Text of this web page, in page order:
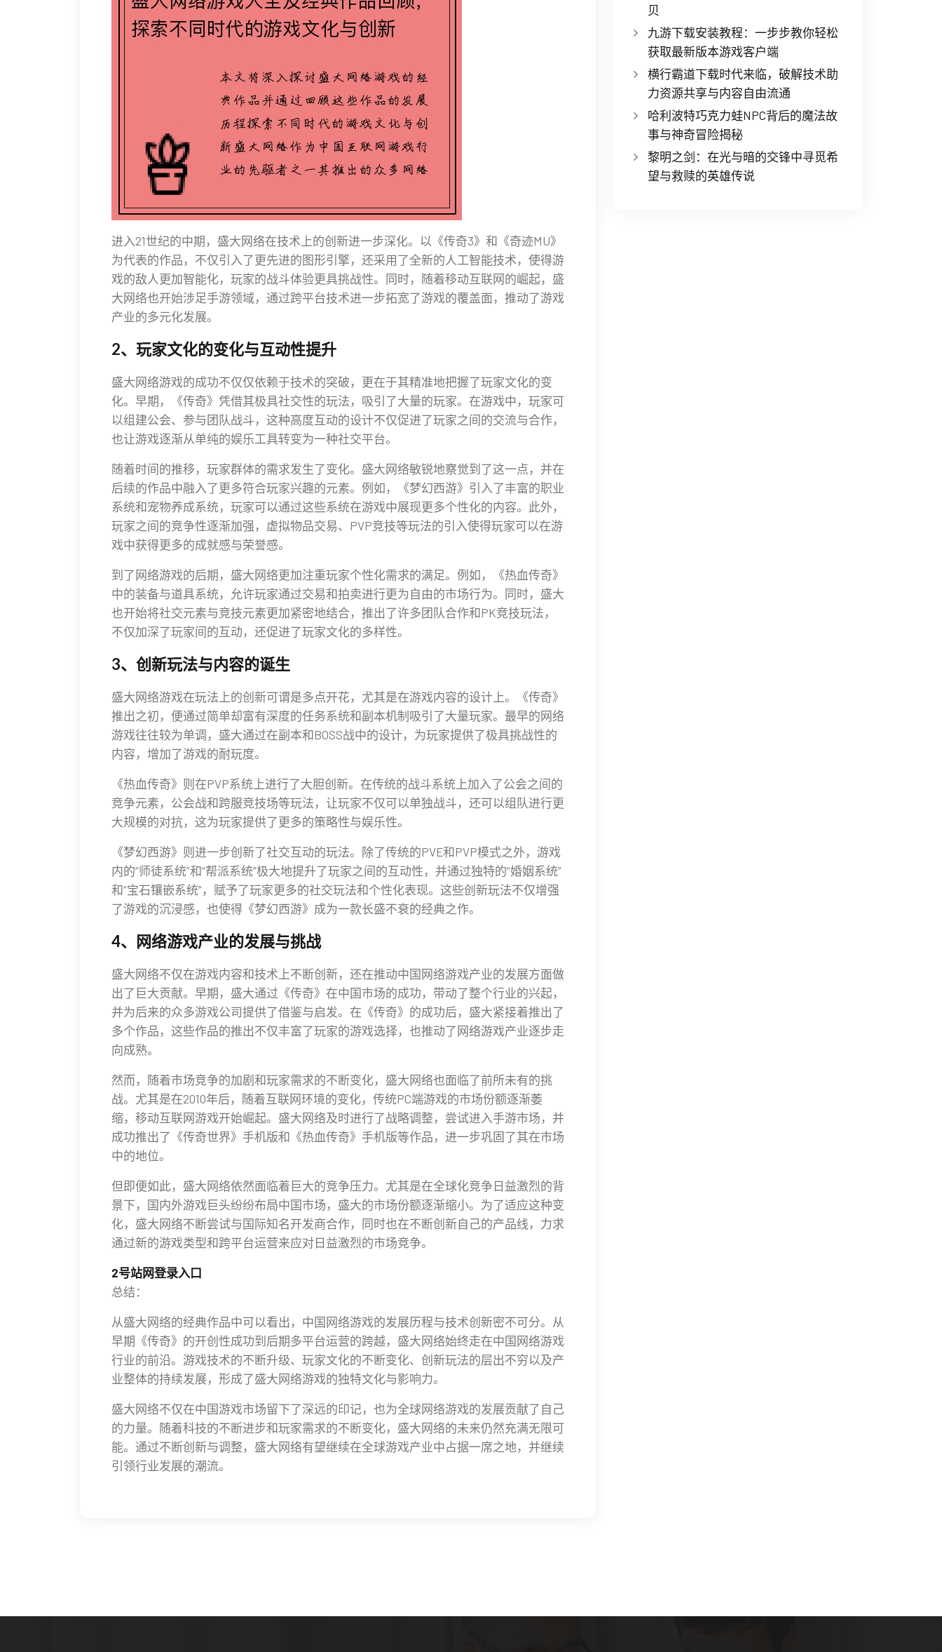
进入21世纪的中期，盛大网络在技术上的创新进一步深化。以《传奇3》和《奇迹MU》
为代表的作品，不仅引入了更先进的图形引擎，还采用了全新的人工智能技术，使得游
戏的敌人更加智能化，玩家的战斗体验更具挑战性。同时，随着移动互联网的崛起，盛
大网络也开始涉足手游领域，通过跨平台技术进一步拓宽了游戏的覆盖面，推动了游戏
产业的多元化发展。
2、玩家文化的变化与互动性提升
盛大网络游戏的成功不仅仅依赖于技术的突破，更在于其精准地把握了玩家文化的变
化。早期，《传奇》凭借其极具社交性的玩法，吸引了大量的玩家。在游戏中，玩家可
以组建公会、参与团队战斗，这种高度互动的设计不仅促进了玩家之间的交流与合作，
也让游戏逐渐从单纯的娱乐工具转变为一种社交平台。
随着时间的推移，玩家群体的需求发生了变化。盛大网络敏锐地察觉到了这一点，并在
后续的作品中融入了更多符合玩家兴趣的元素。例如，《梦幻西游》引入了丰富的职业
系统和宠物养成系统，玩家可以通过这些系统在游戏中展现更多个性化的内容。此外，
玩家之间的竞争性逐渐加强，虚拟物品交易、PVP竞技等玩法的引入使得玩家可以在游
戏中获得更多的成就感与荣誉感。
到了网络游戏的后期，盛大网络更加注重玩家个性化需求的满足。例如，《热血传奇》
中的装备与道具系统，允许玩家通过交易和拍卖进行更为自由的市场行为。同时，盛大
也开始将社交元素与竞技元素更加紧密地结合，推出了许多团队合作和PK竞技玩法，
不仅加深了玩家间的互动，还促进了玩家文化的多样性。
3、创新玩法与内容的诞生
盛大网络游戏在玩法上的创新可谓是多点开花，尤其是在游戏内容的设计上。《传奇》
推出之初，便通过简单却富有深度的任务系统和副本机制吸引了大量玩家。最早的网络
游戏往往较为单调，盛大通过在副本和BOSS战中的设计，为玩家提供了极具挑战性的
内容，增加了游戏的耐玩度。
《热血传奇》则在PVP系统上进行了大胆创新。在传统的战斗系统上加入了公会之间的
竞争元素，公会战和跨服竞技场等玩法，让玩家不仅可以单独战斗，还可以组队进行更
大规模的对抗，这为玩家提供了更多的策略性与娱乐性。
《梦幻西游》则进一步创新了社交互动的玩法。除了传统的PVE和PVP模式之外，游戏
内的“师徒系统”和“帮派系统”极大地提升了玩家之间的互动性，并通过独特的“婚姻系统”
和“宝石镶嵌系统”，赋予了玩家更多的社交玩法和个性化表现。这些创新玩法不仅增强
了游戏的沉浸感，也使得《梦幻西游》成为一款长盛不衰的经典之作。
4、网络游戏产业的发展与挑战
盛大网络不仅在游戏内容和技术上不断创新，还在推动中国网络游戏产业的发展方面做
出了巨大贡献。早期，盛大通过《传奇》在中国市场的成功，带动了整个行业的兴起，
并为后来的众多游戏公司提供了借鉴与启发。在《传奇》的成功后，盛大紧接着推出了
多个作品，这些作品的推出不仅丰富了玩家的游戏选择，也推动了网络游戏产业逐步走
向成熟。
然而，随着市场竞争的加剧和玩家需求的不断变化，盛大网络也面临了前所未有的挑
战。尤其是在2010年后，随着互联网环境的变化，传统PC端游戏的市场份额逐渐萎
缩，移动互联网游戏开始崛起。盛大网络及时进行了战略调整，尝试进入手游市场，并
成功推出了《传奇世界》手机版和《热血传奇》手机版等作品，进一步巩固了其在市场
中的地位。
但即便如此，盛大网络依然面临着巨大的竞争压力。尤其是在全球化竞争日益激烈的背
景下，国内外游戏巨头纷纷布局中国市场，盛大的市场份额逐渐缩小。为了适应这种变
化，盛大网络不断尝试与国际知名开发商合作，同时也在不断创新自己的产品线，力求
通过新的游戏类型和跨平台运营来应对日益激烈的市场竞争。
2号站网登录入口
总结：
从盛大网络的经典作品中可以看出，中国网络游戏的发展历程与技术创新密不可分。从
早期《传奇》的开创性成功到后期多平台运营的跨越，盛大网络始终走在中国网络游戏
行业的前沿。游戏技术的不断升级、玩家文化的不断变化、创新玩法的层出不穷以及产
业整体的持续发展，形成了盛大网络游戏的独特文化与影响力。
盛大网络不仅在中国游戏市场留下了深远的印记，也为全球网络游戏的发展贡献了自己
的力量。随着科技的不断进步和玩家需求的不断变化，盛大网络的未来仍然充满无限可
能。通过不断创新与调整，盛大网络有望继续在全球游戏产业中占据一席之地，并继续
引领行业发展的潮流。
贝
九游下载安装教程：一步步教你轻松
获取最新版本游戏客户端
横行霸道下载时代来临，破解技术助
力资源共享与内容自由流通
哈利波特巧克力蛙NPC背后的魔法故
事与神奇冒险揭秘
黎明之剑：在光与暗的交锋中寻觅希
望与救赎的英雄传说